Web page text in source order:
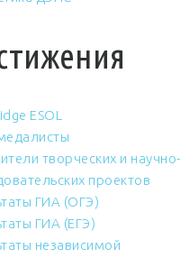
ESOL
творческих и научно-
проектов
ГИА (ОГЭ)
ГИА (ЕГЭ)
независимой